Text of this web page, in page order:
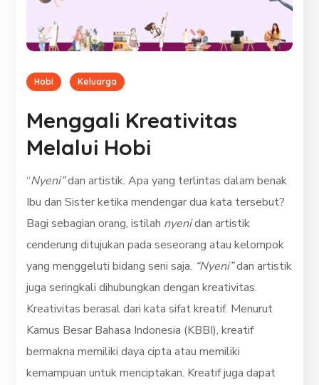
Hobi Keluarga
Menggali Kreativitas
Melalui Hobi
“Nyeni”dan artistik. Apa yang terlintas dalam benak
Ibu dan Sister ketika mendengar dua kata tersebut?
Bagi sebagian orang, istilah nyenidan artistik
cenderung ditujukan pada seseorang atau kelompok
yang menggeluti bidang seni saja. “Nyeni”dan artistik
juga seringkali dihubungkan dengan kreativitas.
Kreativitas berasal dari kata sifat kreatif. Menurut
Kamus Besar Bahasa Indonesia (KBBI), kreatif
bermakna memiliki daya cipta atau memiliki
kemampuan untuk menciptakan. Kreatif juga dapat